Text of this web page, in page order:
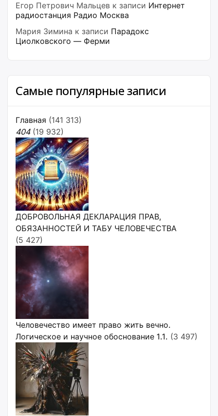
Егор Петрович Мальцев к записи Интернет
радиостанция Радио Москва
Мария Зимина к записи Парадокс
Циолковского — Ферми
Самые популярные записи
Главная (141 313)
404 (19 932)
ДОБРОВОЛЬНАЯ ДЕКЛАРАЦИЯ ПРАВ,
ОБЯЗАННОСТЕЙ И ТАБУ ЧЕЛОВЕЧЕСТВА
(5 427)
Человечество имеет право жить вечно.
Логическое и научное обоснование 1.1. (3 497)